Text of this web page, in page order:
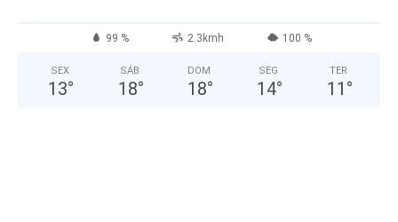
99 % 2.3kmh 100 %
SEX
13°
SÁB
18°
DOM
18°
SEG
14°
TER
11 °